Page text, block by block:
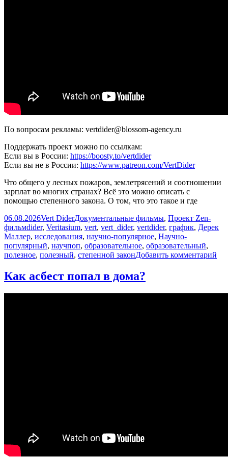
По вопросам рекламы: vertdider@blossom-agency.ru
Поддержать проект можно по ссылкам:
Если вы в России: https://boosty.to/vertdider
Если вы не в России: https://www.patreon.com/VertDider
Что общего у лесных пожаров, землетрясений и соотношении
зарплат во многих странах? Всё это можно описать с
помощью степенного закона. О том, что это такое и где
Опубликовано
06.08.2026Автор
Vert DiderРубрики
Документальные фильмы, Проект Zen-
фильмМетки
dider, Veritasium, vert, vert_dider, vertdider, график, Дерек
Маллер, исследования, научно-популярное, Научно-
популярный, научпоп, образовательное, образовательный,
полезное, полезный, степенной законДобавить комментарий
Как асбест попал в дома?